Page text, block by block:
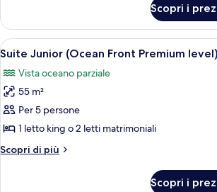
Premium
Level)
Junior
(Swim
Up
Level)
Scopri i
Apri
tutte
le
foto
per
Suite
Junior
(Ocean
Camera
5
Suite Junior (Ocean Front Premium level)
Vista oceano parziale
55 m²
Per 5 persone
1 letto king o 2 letti matrimoniali
Scopri di più
Altri
Scopri i